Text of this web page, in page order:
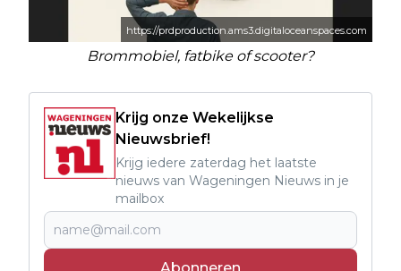
https://prdproduction.ams3.digitaloceanspaces.com
Brommobiel, fatbike of scooter?
Krijg onze Wekelijkse
Nieuwsbrief!
Krijg iedere zaterdag het laatste
nieuws van Wageningen Nieuws in je
mailbox
Abonneren